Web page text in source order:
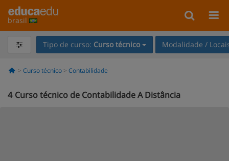
brasil
Tipo de curso: Curso técnico Modalidade /
Curso técnico Contabilidade
4 Curso técnico de Contabilidade A Distância